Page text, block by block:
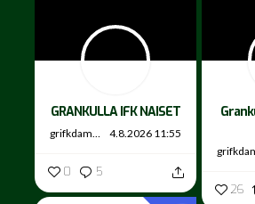
GRANKULLA IFK NAISET
grifkdamer 4.8.2026 11:55
0 5
26